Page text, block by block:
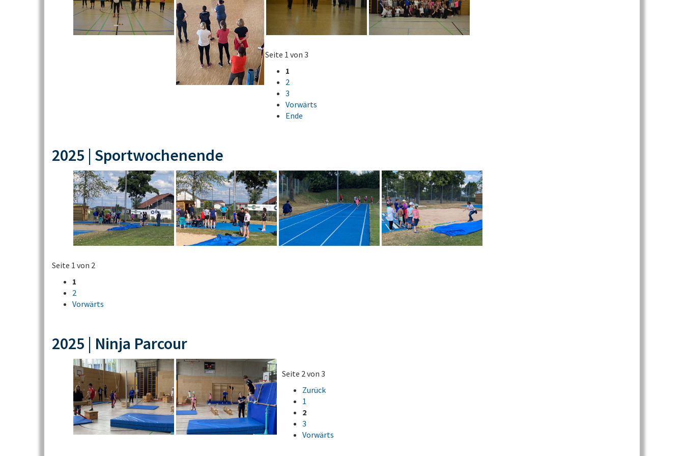
Seite 1 von 3
1
2
3
Vorwärts
Ende
2025 | Sportwochenende
Seite 1 von 2
1
2
Vorwärts
2025 | Ninja Parcour
Seite 2 von 3
Zurück
1
2
3
Vorwärts